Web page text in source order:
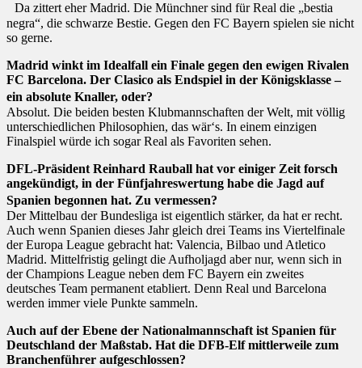
Da zittert eher Madrid. Die Münchner sind für Real die „bestia
negra“, die schwarze Bestie. Gegen den FC Bayern spielen sie nicht
so gerne.
Madrid winkt im Idealfall ein Finale gegen den ewigen Rivalen
FC Barcelona. Der Clasico als Endspiel in der Königsklasse –
ein absolute Knaller, oder?
Absolut. Die beiden besten Klubmannschaften der Welt, mit völlig
unterschiedlichen Philosophien, das wär‘s. In einem einzigen
Finalspiel würde ich sogar Real als Favoriten sehen.
DFL-Präsident Reinhard Rauball hat vor einiger Zeit forsch
angekündigt, in der Fünfjahreswertung habe die Jagd auf
Spanien begonnen hat. Zu vermessen?
Der Mittelbau der Bundesliga ist eigentlich stärker, da hat er recht.
Auch wenn Spanien dieses Jahr gleich drei Teams ins Viertelfinale
der Europa League gebracht hat: Valencia, Bilbao und Atletico
Madrid. Mittelfristig gelingt die Aufholjagd aber nur, wenn sich in
der Champions League neben dem FC Bayern ein zweites
deutsches Team permanent etabliert. Denn Real und Barcelona
werden immer viele Punkte sammeln.
Auch auf der Ebene der Nationalmannschaft ist Spanien für
Deutschland der Maßstab. Hat die DFB-Elf mittlerweile zum
Branchenführer aufgeschlossen?